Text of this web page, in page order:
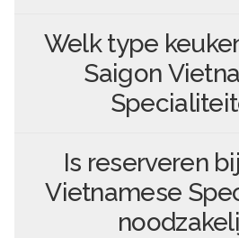
Welk type
Saigon
Is reserveren bij
Vietnamese